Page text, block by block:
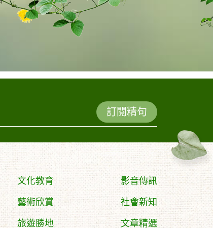
訂閱精句
文化教育
藝術欣賞
旅遊勝地
影音傳訊
社會新知
文章精選